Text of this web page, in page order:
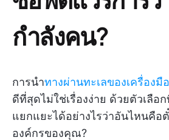
กำลังคน?
การนำทางผ่านทะเลของเครื่องมื
ดีที่สุดไม่ใช่เรื่องง่าย ด้วยตัวเลื
แยกแยะได้อย่างไรว่าอันไหนคือ
องค์กรของคุณ?